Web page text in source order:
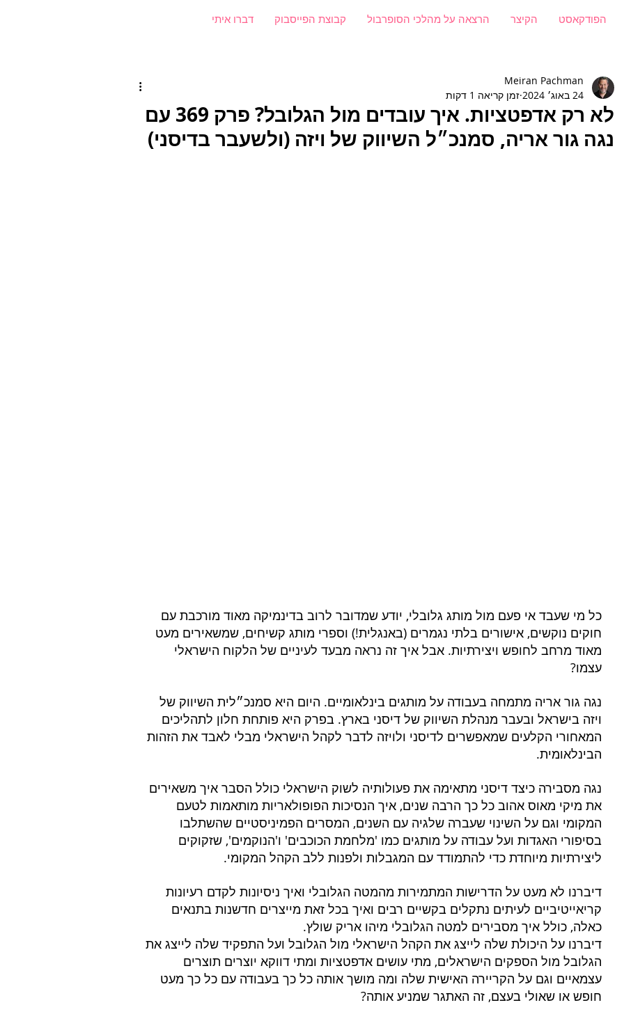
דברו איתי קבוצת הפייסבוק הרצאה על מהלכי הסופרבול הקיצר הפודקאסט
לא רק אדפטציות. איך עובדים מול הגלובל? פרק 369 עם
נגה גור אריה, סמנכ״ל השיווק של ויזה (ולשעבר בדיסני)
Meiran Pachman
24 באוג׳ 2024
זמן קריאה 1 דקות
כל מי שעבד אי פעם מול מותג גלובלי, יודע שמדובר לרוב בדינמיקה מאוד מורכבת עם
חוקים נוקשים, אישורים בלתי נגמרים (באנגלית!) וספרי מותג קשיחים, שמשאירים מעט
מאוד מרחב לחופש ויצירתיות. אבל איך זה נראה מבעד לעיניים של הלקוח הישראלי
עצמו?
נגה גור אריה מתמחה בעבודה על מותגים בינלאומיים. היום היא סמנכ״לית השיווק של
ויזה בישראל ובעבר מנהלת השיווק של דיסני בארץ. בפרק היא פותחת חלון לתהליכים
המאחורי הקלעים שמאפשרים לדיסני ולויזה לדבר לקהל הישראלי מבלי לאבד את הזהות
הבינלאומית.
נגה מסבירה כיצד דיסני מתאימה את פעולותיה לשוק הישראלי כולל הסבר איך משאירים
את מיקי מאוס אהוב כל כך הרבה שנים, איך הנסיכות הפופולאריות מותאמות לטעם
המקומי וגם על השינוי שעברה שלגיה עם השנים, המסרים הפמיניסטיים שהשתלבו
בסיפורי האגדות ועל עבודה על מותגים כמו 'מלחמת הכוכבים' ו'הנוקמים', שזקוקים
ליצירתיות מיוחדת כדי להתמודד עם המגבלות ולפנות ללב הקהל המקומי.
דיברנו לא מעט על הדרישות המתמירות מהמטה הגלובלי ואיך ניסיונות לקדם רעיונות
קריאייטיביים לעיתים נתקלים בקשיים רבים ואיך בכל זאת מייצרים חדשנות בתנאים
כאלה, כולל איך מסבירים למטה הגלובלי מיהו אריק שולץ.
דיברנו על היכולת שלה לייצג את הקהל הישראלי מול הגלובל ועל התפקיד שלה לייצג את
הגלובל מול הספקים הישראלים, מתי עושים אדפטציות ומתי דווקא יוצרים תוצרים
עצמאיים וגם על הקריירה האישית שלה ומה מושך אותה כל כך בעבודה עם כל כך מעט
חופש או שאולי בעצם, זה האתגר שמניע אותה?